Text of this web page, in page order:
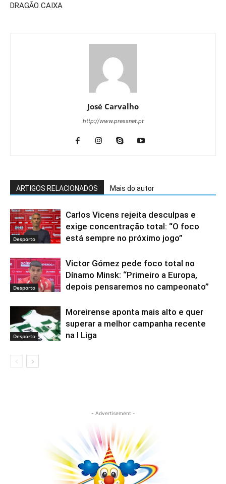
DRAGÃO CAIXA
José Carvalho
http://www.pressnet.pt
ARTIGOS RELACIONADOS Mais do autor
Desporto
Carlos Vicens rejeita desculpas e
exige concentração total: “O foco
está sempre no próximo jogo”
Desporto
Victor Gómez pede foco total no
Dínamo Minsk: “Primeiro a Europa,
depois pensaremos no campeonato”
Desporto
Moreirense aponta mais alto e quer
superar a melhor campanha recente
na I Liga
- Advertisement -